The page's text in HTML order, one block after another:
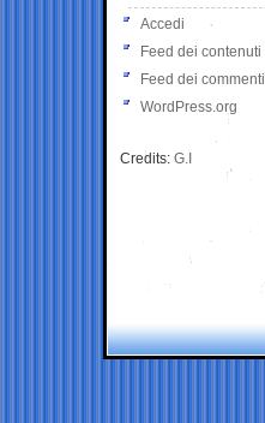
Accedi
Feed dei contenuti
Feed dei commenti
WordPress.org
Credits: G.I